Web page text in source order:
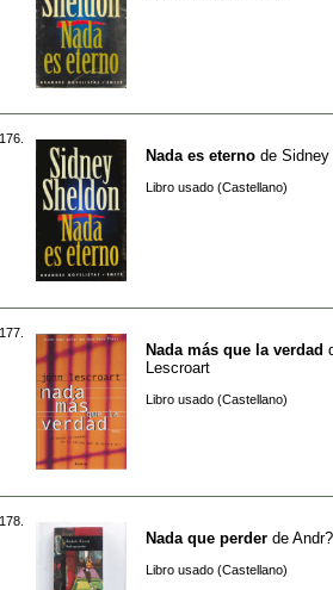
Nada es eterno de Sidney
Libro usado (Castellano)
Nada más que la verdad
Lescroart
Libro usado (Castellano)
Nada que perder de
Libro usado (Castellano)